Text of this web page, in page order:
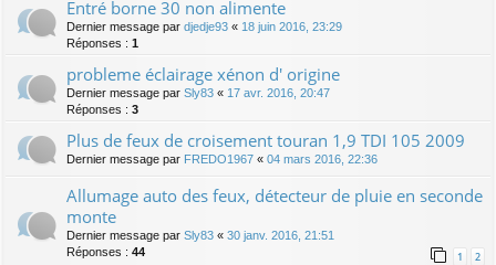
Entré borne 30 non alimente
Dernier message par djedje93 « 18 juin 2016, 23:29
Réponses : 1
probleme éclairage xénon d' origine
Dernier message par Sly83 « 17 avr. 2016, 20:47
Réponses : 3
Plus de feux de croisement touran 1,9 TDI 105 2009
Dernier message par FREDO1967 « 04 mars 2016, 22:36
Allumage auto des feux, détecteur de pluie en seconde
monte
Dernier message par Sly83 « 30 janv. 2016, 21:51
Réponses : 44 1 2